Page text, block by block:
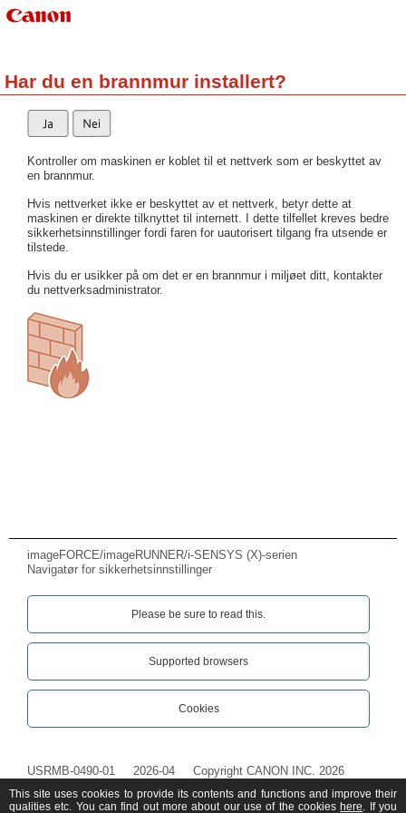
Har du en brannmur installert?
Kontroller om maskinen er koblet til et nettverk som er beskyttet av
en brannmur.
Hvis nettverket ikke er beskyttet av et nettverk, betyr dette at
maskinen er direkte tilknyttet til internett. I dette tilfellet kreves bedre
sikkerhetsinnstillinger fordi faren for uautorisert tilgang fra utsende er
tilstede.
Hvis du er usikker på om det er en brannmur i miljøet ditt, kontakter
du nettverksadministrator.
imageFORCE/imageRUNNER/i-SENSYS (X)-serien
Navigatør for sikkerhetsinnstillinger
Please be sure to read this.‎
Supported browsers
Cookies
USRMB-0490-01 2026-04 Copyright CANON INC. 2026
This site uses cookies to provide its contents and functions and improve their
qualities etc. You can find out more about our use of the cookies here. If you